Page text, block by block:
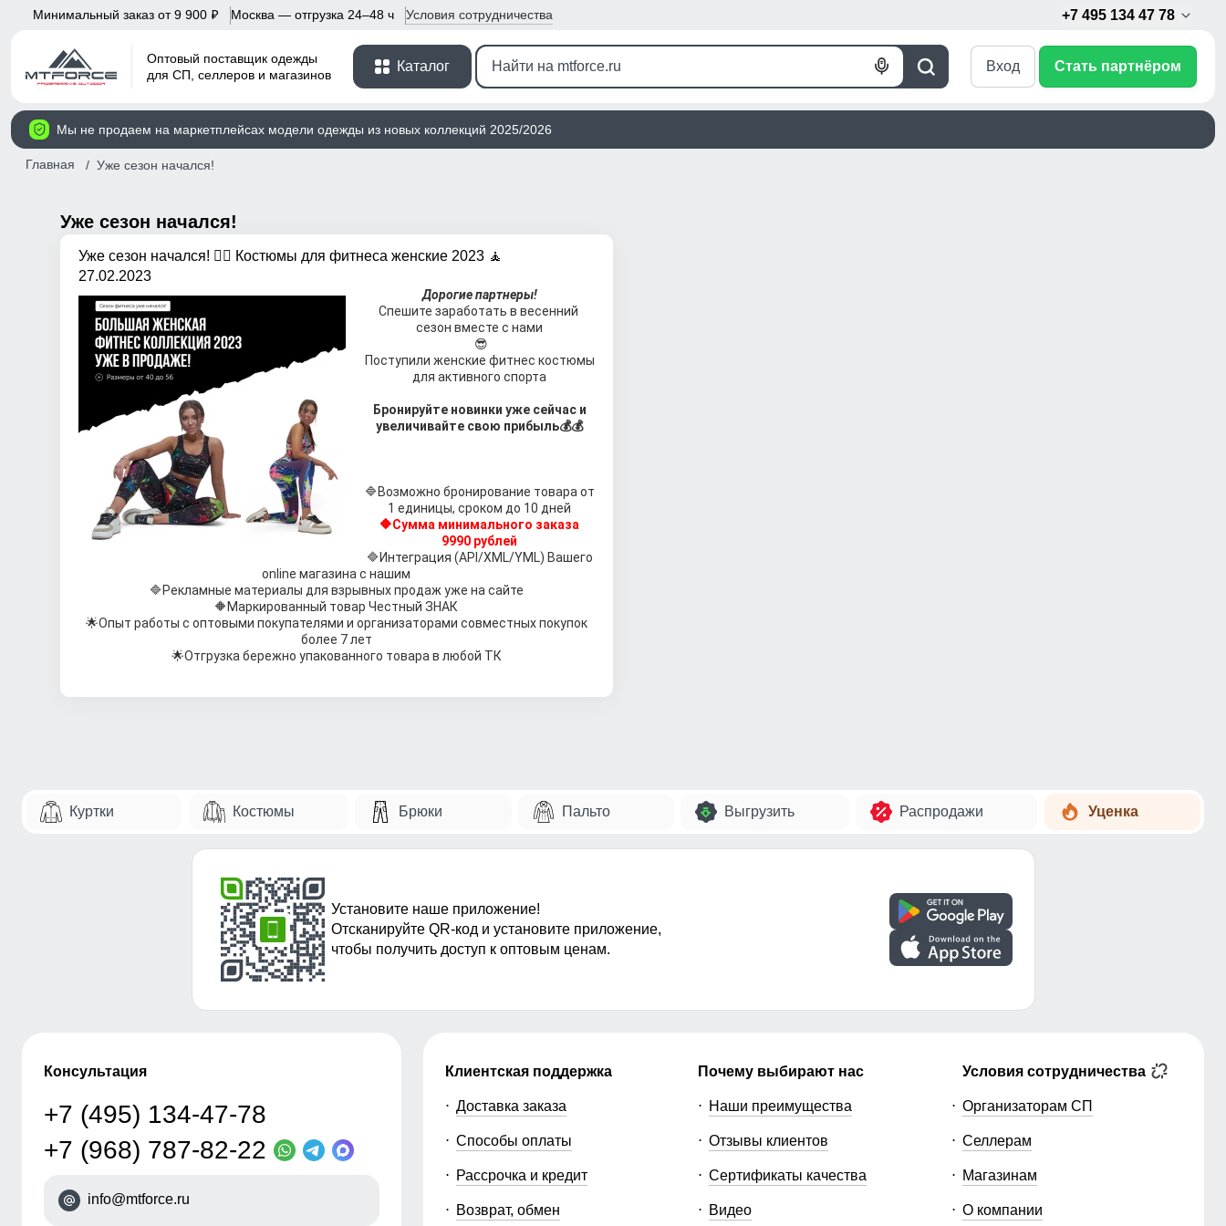
Минимальный заказ от 9 900 p Москва — отгрузка 24–48 ч Условия сотрудничества +7 495 134 47 78
Оптовый поставщик одежды
для СП, селлеров и магазинов
Каталог
Поиск
Голосовой
Вход Стать партнёром
Мы не продаем на маркетплейсах модели одежды из новых коллекций 2025/2026
Главная Уже сезон начался!
Уже сезон начался!
Уже сезон начался! 🤸‍♂️ Костюмы для фитнеса женские 2023 🧘
27.02.2023
Дорогие партнеры!
Спешите заработать в весенний
сезон вместе с нами
😎
Поступили женские фитнес костюмы
для активного спорта
Бронируйте новинки уже сейчас и
увеличивайте свою прибыль💰💰
🔷Возможно бронирование товара от
1 единицы, сроком до 10 дней
🔶Сумма минимального заказа
9990 рублей
🔷Интеграция (API/XML/YML) Вашего
online магазина с нашим
🔷Рекламные материалы для взрывных продаж уже на сайте
🔶Маркированный товар Честный ЗНАК
🌟Опыт работы с оптовыми покупателями и организаторами совместных покупок
более 7 лет
🌟Отгрузка бережно упакованного товара в любой ТК
Куртки Костюмы Брюки Пальто Выгрузить Распродажи Уценка
Установите наше приложение!
Отсканируйте QR-код и установите приложение,
чтобы получить доступ к оптовым ценам.
Консультация
+7 (495) 134-47-78
+7 (968) 787-82-22
info@mtforce.ru
Клиентская поддержка
Доставка заказа
Способы оплаты
Рассрочка и кредит
Возврат, обмен
Почему выбирают нас
Наши преимущества
Отзывы клиентов
Сертификаты качества
Видео
Условия сотрудничества
Организаторам СП
Селлерам
Магазинам
О компании